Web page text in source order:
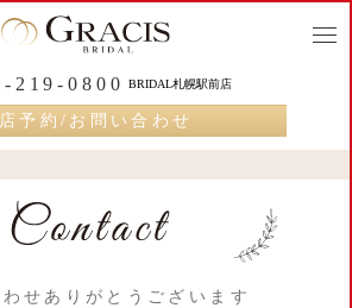
219-0800 BRIDAL札幌駅前店
予約/お問い合わせ
せありがとうございます